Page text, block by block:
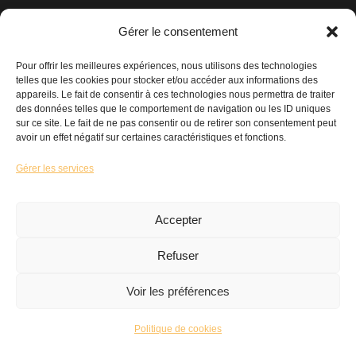
Gérer le consentement
Pour offrir les meilleures expériences, nous utilisons des technologies
telles que les cookies pour stocker et/ou accéder aux informations des
appareils. Le fait de consentir à ces technologies nous permettra de traiter
des données telles que le comportement de navigation ou les ID uniques
sur ce site. Le fait de ne pas consentir ou de retirer son consentement peut
avoir un effet négatif sur certaines caractéristiques et fonctions.
Gérer les services
Accepter
Refuser
Voir les préférences
Politique de cookies
19 Rue Auguste Nayel 56100 Lorient
bonjour@maisonmarcel-conceptstore.com
02 97 89 31 95
Maison Mode
Accessoires
Nos coups de cœur
Nouveautés
Mentions légales
©MAISON MARCEL
Développement :La Coquille Web